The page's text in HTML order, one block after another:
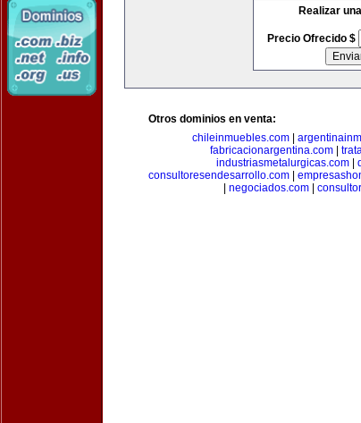
Realizar
Precio Ofrecido $
Otros dominios en venta:
chileinmuebles.com
fabricacionargentina.com|
industriasmetalurgicas.com|
consultoresendesarrollo.com
negociados.com|